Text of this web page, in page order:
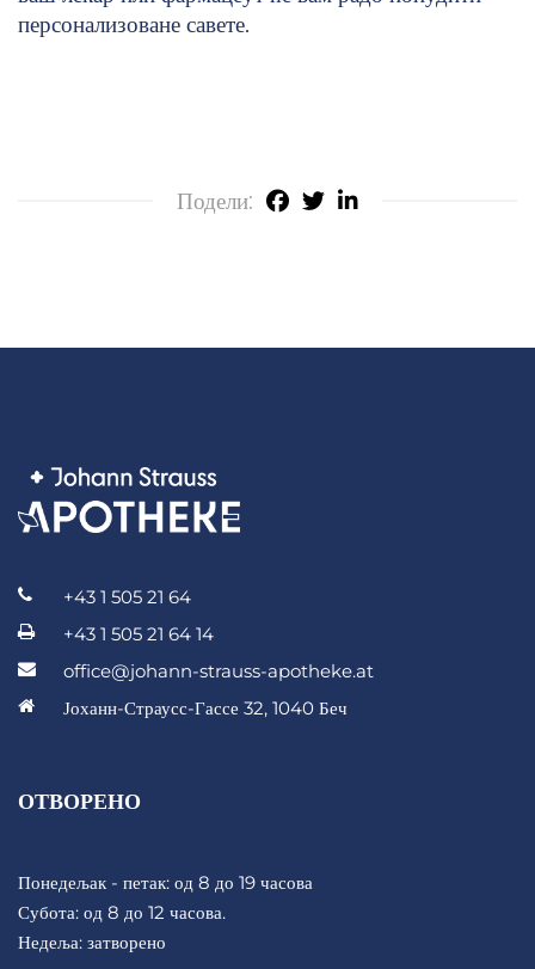
персонализоване савете.
Подели:
+43 1 505 21 64
+43 1 505 21 64 14
office@johann-strauss-apotheke.at
Јоханн-Страусс-Гассе 32, 1040 Беч
ОТВОРЕНО
Понедељак - петак: од 8 до 19 часова
Субота: од 8 до 12 часова.
Недеља: затворено